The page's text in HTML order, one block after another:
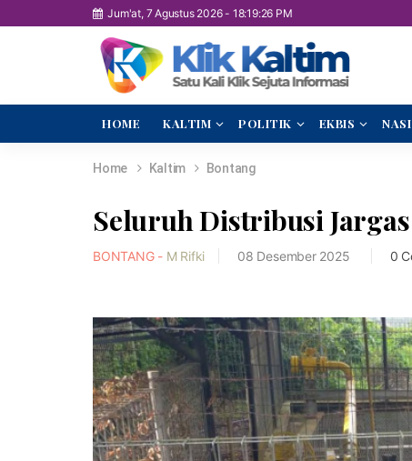
Jum'at, 7 Agustus 2026- 18:19:27 PM
HOME KALTIM POLITIK EKBIS
Home Kaltim Bontang
Seluruh Distribusi
BONTANG - M Rifki 08 Desember 2025 0